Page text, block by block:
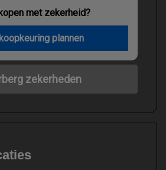
met zekerheid?
plannen
zekerheden